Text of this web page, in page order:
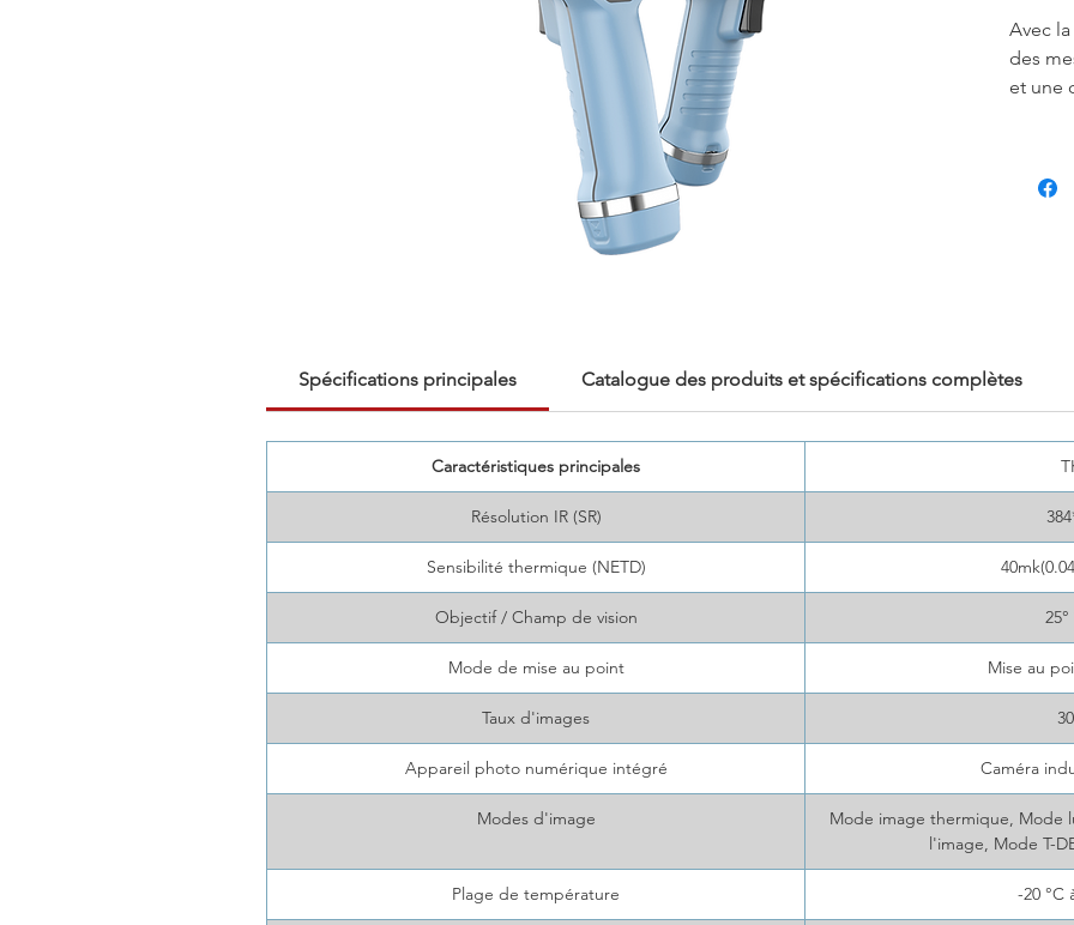
Avec la
des
et une
est
dans
Spécifications principales Catalogue des produits et spécifications complètes
Caractéristiques principales
Résolution IR (SR)
Sensibilité thermique (NETD)
Objectif / Champ de vision 25°
Mode de mise au point Mise au
Taux d'images
Appareil photo numérique intégré Caméra
Modes d'image
Mode image thermique, Mode
l'image, Mode T-
Plage de température -20 °C